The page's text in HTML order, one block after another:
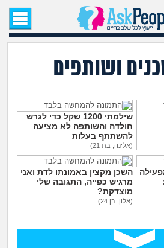
עמוד הבית
שאלות חדשות
שאלות שעוררו עניין
עצות חדשות
מה קורה כאן?
מתחם הטיפים
מדורים
ושותפים
שילמתי 1200 שקל כדי לגרש
חולדה והשותפה לא מציעה
להשתתף בעלות
(אלינה, בת 21)
השכן מקצין באמונתו לדת ואני
מרגיש כפייה, התגובה שלי
מוצדקת?
(אלון, בן 24)